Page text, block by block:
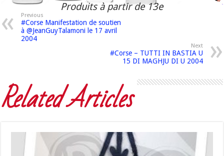
Produits à partir de 13e
Previous
#Corse Manifestation de soutien
à @JeanGuyTalamoni le 17 avril
2004
Next
#Corse – TUTTI IN BASTIA U
15 DI MAGHJU DI U 2004
Related Articles